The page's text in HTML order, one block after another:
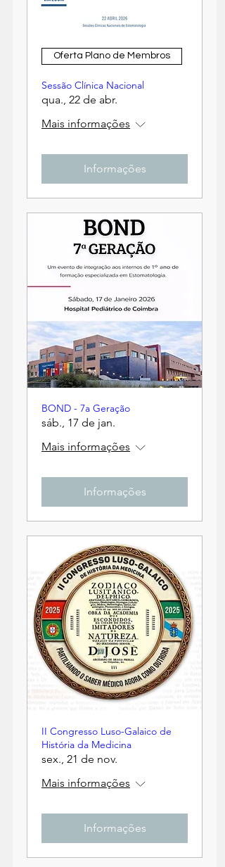
Oferta Plano de Membros
Sessão Clínica Nacional
qua., 22 de abr.
Mais informações
Informações
BOND - 7a Geração
sáb., 17 de jan.
Mais informações
Informações
II Congresso Luso-Galaico de
História da Medicina
sex., 21 de nov.
Mais informações
Informações